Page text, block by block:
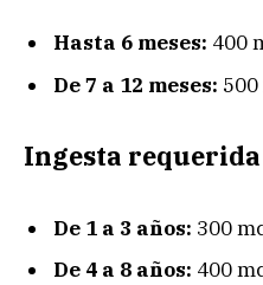
Hasta 6 meses: 400
De 7 a 12 meses:
Ingesta
De 1 a 3 años: 300
De 4 a 8 años: 400